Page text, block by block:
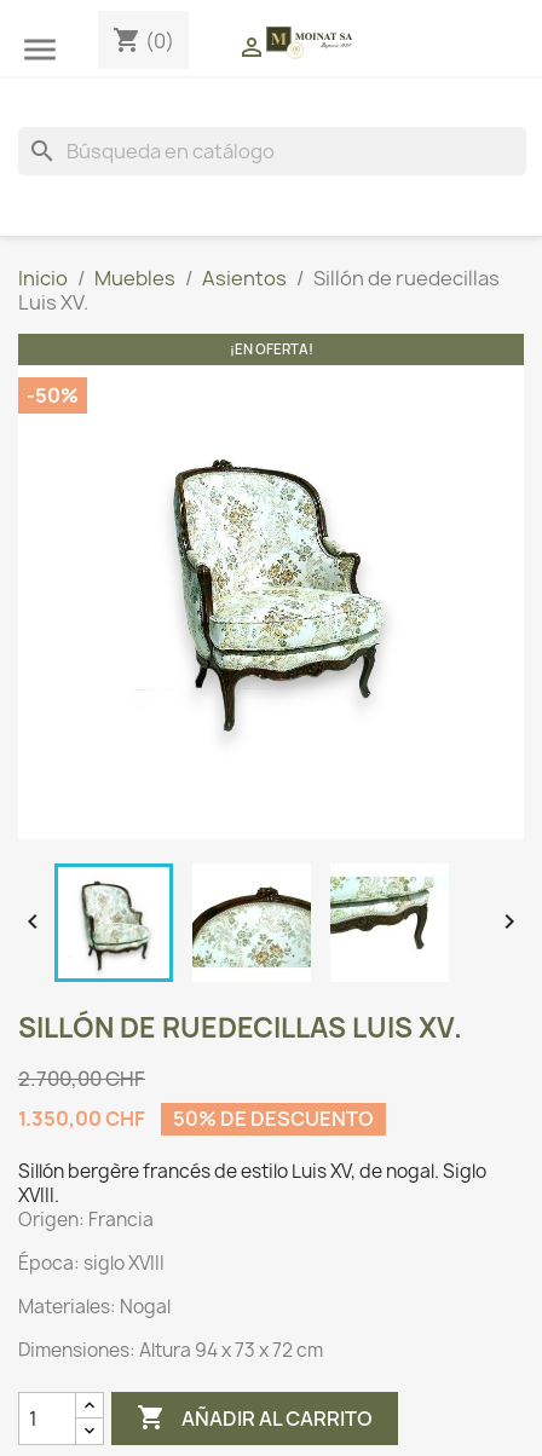
 shopping_cart (0) 
search
Inicio Muebles Asientos
Sillón de ruedecillas
Luis XV.
¡EN OFERTA!
-50%
 
SILLÓN DE RUEDECILLAS LUIS XV.
2.700,00 CHF
1.350,00 CHF
50% DE DESCUENTO
Sillón bergère francés de estilo Luis XV, de nogal. Siglo
XVIII.
Origen: Francia
Época: siglo XVIII
Materiales: Nogal
Dimensiones: Altura 94 x 73 x 72 cm
 AÑADIR AL CARRITO